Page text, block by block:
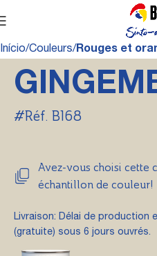
Início Couleurs Rouges et
#Réf. B168
Avez-vous choisi cette
échantillon de couleur!
Livraison: Délai de production
(gratuite) sous 6 jours ouvrés.